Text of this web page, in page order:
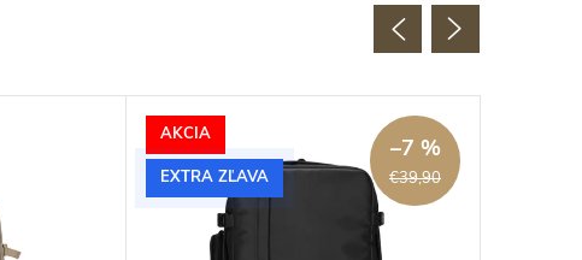
AKCIA
EXTRA ZĽAVA
€39,90
–7 %